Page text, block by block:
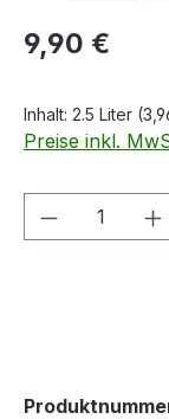
Regulärer Preis:
9,90 €
Inhalt: 2.5 Liter
Preise inkl.
Produkt